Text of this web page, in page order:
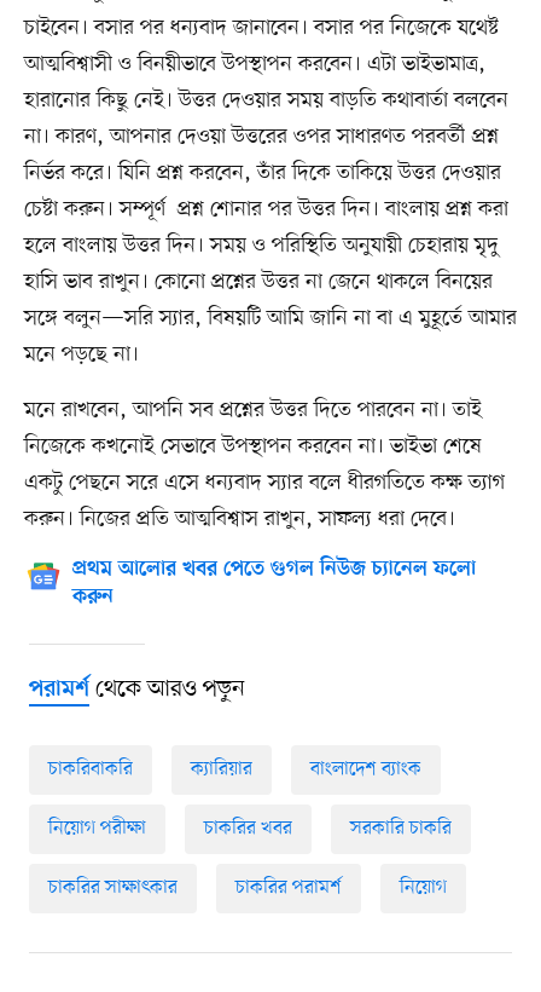
চাইবেন। বসার পর ধন্যবাদ জানাবেন। বসার পর নিজেকে যথেষ্ট
আত্মবিশ্বাসী ও বিনয়ীভাবে উপস্থাপন করবেন। এটা ভাইভামাত্র,
হারানোর কিছু নেই। উত্তর দেওয়ার সময় বাড়তি কথাবার্তা বলবেন
না। কারণ, আপনার দেওয়া উত্তরের ওপর সাধারণত পরবর্তী প্রশ্ন
নির্ভর করে। যিনি প্রশ্ন করবেন, তাঁর দিকে তাকিয়ে উত্তর দেওয়ার
চেষ্টা করুন। সম্পূর্ণ প্রশ্ন শোনার পর উত্তর দিন। বাংলায় প্রশ্ন করা
হলে বাংলায় উত্তর দিন। সময় ও পরিস্থিতি অনুযায়ী চেহারায় মৃদু
হাসি ভাব রাখুন। কোনো প্রশ্নের উত্তর না জেনে থাকলে বিনয়ের
সঙ্গে বলুন—সরি স্যার, বিষয়টি আমি জানি না বা এ মুহূর্তে আমার
মনে পড়ছে না।
মনে রাখবেন, আপনি সব প্রশ্নের উত্তর দিতে পারবেন না। তাই
নিজেকে কখনোই সেভাবে উপস্থাপন করবেন না। ভাইভা শেষে
একটু পেছনে সরে এসে ধন্যবাদ স্যার বলে ধীরগতিতে কক্ষ ত্যাগ
করুন। নিজের প্রতি আত্মবিশ্বাস রাখুন, সাফল্য ধরা দেবে।
প্রথম আলোর খবর পেতে গুগল নিউজ চ্যানেল ফলো
করুন
পরামর্শথেকে আরও পড়ুন
চাকরিবাকরি ক্যারিয়ার বাংলাদেশ ব্যাংক
নিয়োগ পরীক্ষা চাকরির খবর সরকারি চাকরি
চাকরির সাক্ষাৎকার চাকরির পরামর্শ নিয়োগ